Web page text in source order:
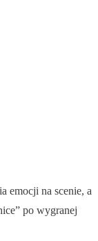
emocji na scenie, a
po wygranej